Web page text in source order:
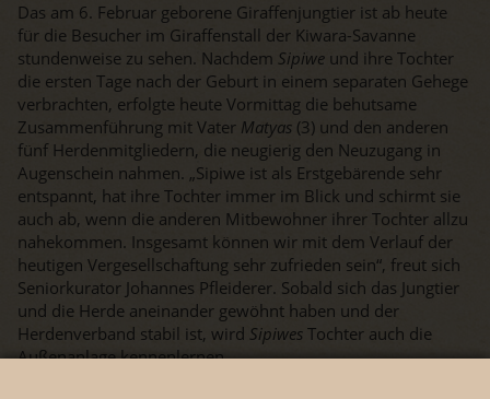
Das am 6. Februar geborene Giraffenjungtier ist ab heute
für die Besucher im Giraffenstall der Kiwara-Savanne
stundenweise zu sehen. Nachdem Sipiwe und ihre Tochter
die ersten Tage nach der Geburt in einem separaten Gehege
verbrachten, erfolgte heute Vormittag die behutsame
Zusammenführung mit Vater Matyas (3) und den anderen
fünf Herdenmitgliedern, die neugierig den Neuzugang in
Augenschein nahmen. „Sipiwe ist als Erstgebärende sehr
entspannt, hat ihre Tochter immer im Blick und schirmt sie
auch ab, wenn die anderen Mitbewohner ihrer Tochter allzu
nahekommen. Insgesamt können wir mit dem Verlauf der
heutigen Vergesellschaftung sehr zufrieden sein“, freut sich
Seniorkurator Johannes Pfleiderer. Sobald sich das Jungtier
und die Herde aneinander gewöhnt haben und der
Herdenverband stabil ist, wird Sipiwes Tochter auch die
Außenanlage kennenlernen.